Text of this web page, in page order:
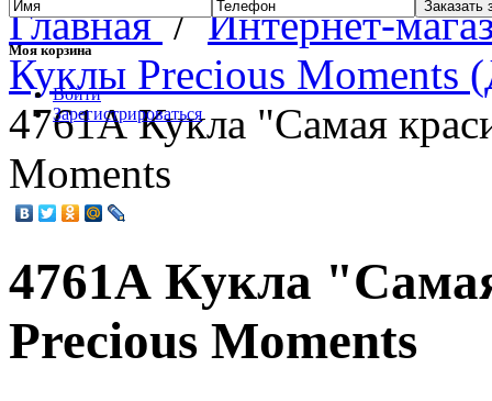
Моя корзина
Войти
Зарегистрироваться
Главная/Интернет-
Куклы Precious Moments
4761А Кукла "Самая
Moments
4761А Кукла
Precious Moments